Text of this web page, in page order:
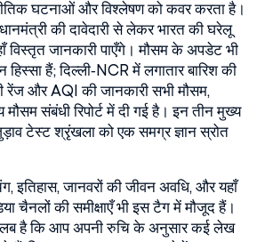
घटनाओं और विश्लेषणको कवर करता है।
की दावेदारी से लेकर भारत की घरेलू
विस्तृत जानकारी पाएँगे। मौसम के अपडेट भी
हैं; दिल्ली‑NCR में लगातार बारिश की
रेंज और AQI की जानकारी सभीमौसम,
मौसम संबंधी रिपोर्ट में दी गई है। इन तीन मुख्य
टेस्ट श्रृंखला को एक समग्र ज्ञान स्रोत
इतिहास, जानवरों की जीवन अवधि, और यहाँ
चैनलों की समीक्षाएँ भी इस टैग में मौजूद हैं।
है कि आप अपनी रुचि के अनुसार कई लेख